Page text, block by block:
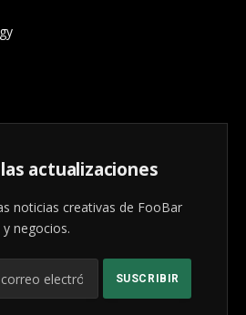
actualizaciones
noticias creativas de FooBar
negocios.